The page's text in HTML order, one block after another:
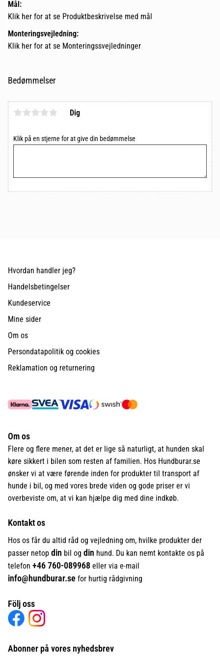
Mål:
Klik her for at se Produktbeskrivelse med mål
Monteringsvejledning:
Klik her for at se Monteringssvejledninger
Bedømmelser
Dig
Klik på en stjerne for at give din bedømmelse
Hvordan handler jeg?
Handelsbetingelser
Kundeservice
Mine sider
Om os
Persondatapolitik og cookies
Reklamation og returnering
Om os
Flere og flere mener, at det er lige så naturligt, at hunden skal
køre sikkert i bilen som resten af familien. Hos Hundburar.se
ønsker vi at være førende inden for produkter til transport af
hunde i bil, og med vores brede viden og gode priser er vi
overbeviste om, at vi kan hjælpe dig med dine indkøb.
Kontakt os
Hos os får du altid råd og vejledning om, hvilke produkter der
passer netop din bil og din hund. Du kan nemt kontakte os på
telefon +46760-089968 eller via e-mail
info@hundburar.se for hurtig rådgivning
Följ oss
Abonner på vores nyhedsbrev